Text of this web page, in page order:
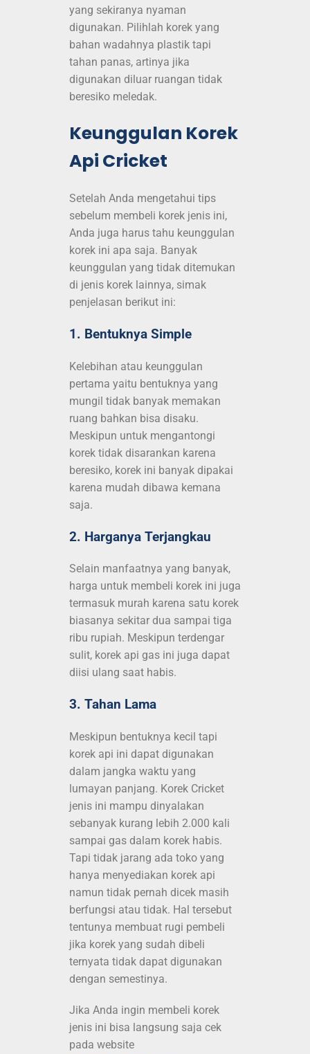
yang sekiranya nyaman
digunakan. Pilihlah korek yang
bahan wadahnya plastik tapi
tahan panas, artinya jika
digunakan diluar ruangan tidak
beresiko meledak.
Keunggulan Korek
Api Cricket
Setelah Anda mengetahui tips
sebelum membeli korek jenis ini,
Anda juga harus tahu keunggulan
korek ini apa saja. Banyak
keunggulan yang tidak ditemukan
di jenis korek lainnya, simak
penjelasan berikut ini:
1. Bentuknya Simple
Kelebihan atau keunggulan
pertama yaitu bentuknya yang
mungil tidak banyak memakan
ruang bahkan bisa disaku.
Meskipun untuk mengantongi
korek tidak disarankan karena
beresiko, korek ini banyak dipakai
karena mudah dibawa kemana
saja.
2. Harganya Terjangkau
Selain manfaatnya yang banyak,
harga untuk membeli korek ini juga
termasuk murah karena satu korek
biasanya sekitar dua sampai tiga
ribu rupiah. Meskipun terdengar
sulit, korek api gas ini juga dapat
diisi ulang saat habis.
3. Tahan Lama
Meskipun bentuknya kecil tapi
korek api ini dapat digunakan
dalam jangka waktu yang
lumayan panjang. Korek Cricket
jenis ini mampu dinyalakan
sebanyak kurang lebih 2.000 kali
sampai gas dalam korek habis.
Tapi tidak jarang ada toko yang
hanya menyediakan korek api
namun tidak pernah dicek masih
berfungsi atau tidak. Hal tersebut
tentunya membuat rugi pembeli
jika korek yang sudah dibeli
ternyata tidak dapat digunakan
dengan semestinya.
Jika Anda ingin membeli korek
jenis ini bisa langsung saja cek
pada website